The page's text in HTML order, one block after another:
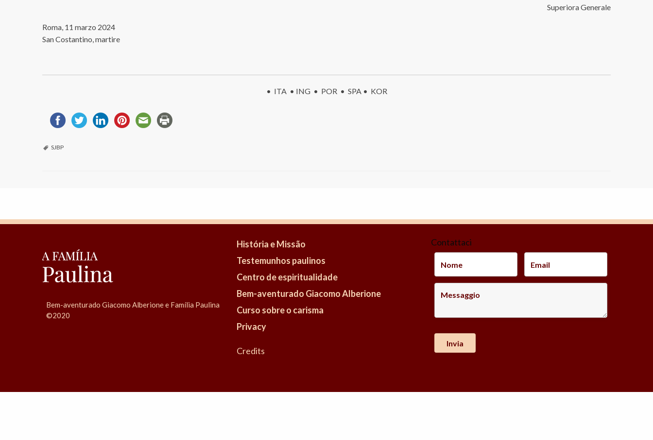
Superiora Generale
Roma, 11 marzo 2024
San Costantino, martire
• ITA• ING• POR • SPA• KOR
SJBP
Bem-aventurado Giacomo Alberione e Família Paulina
©2020
História e Missão
Testemunhos paulinos
Centro de espiritualidade
Bem-aventurado Giacomo Alberione
Curso sobre o carisma
Privacy
Credits
Contattaci